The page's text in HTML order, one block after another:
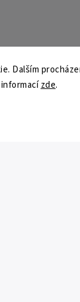
Dalším
zde.